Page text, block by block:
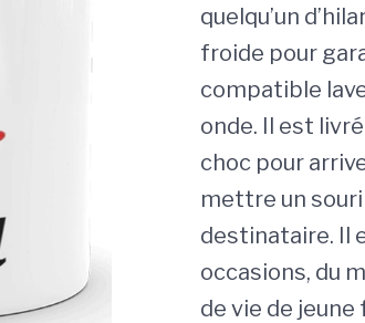
quelqu’un
froide pour
compatible
onde. Il est
choc pour
mettre un
destinataire. Il
occasions, du
de vie de